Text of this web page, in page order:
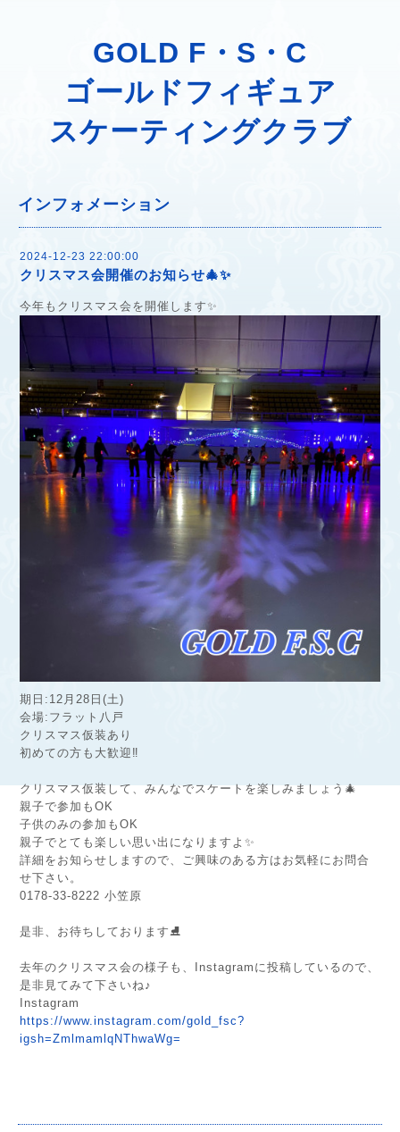
GOLD F・S・C
ゴールドフィギュア
スケーティングクラブ
インフォメーション
2024-12-23 22:00:00
クリスマス会開催のお知らせ🎄✨
今年もクリスマス会を開催します✨
期日:12月28日(土)
会場:フラット八戸
クリスマス仮装あり
初めての方も大歓迎‼︎
クリスマス仮装して、みんなでスケートを楽しみましょう🎄
親子で参加もOK
子供のみの参加もOK
親子でとても楽しい思い出になりますよ✨
詳細をお知らせしますので、ご興味のある方はお気軽にお問合
せ下さい。
0178-33-8222 小笠原
是非、お待ちしております⛸️
去年のクリスマス会の様子も、Instagramに投稿しているので、
是非見てみて下さいね♪
Instagram
https://www.instagram.com/gold_fsc?
igsh=ZmlmamlqNThwaWg=